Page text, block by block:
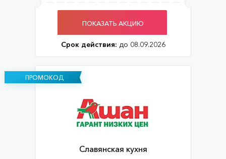
ПОКАЗАТЬ АКЦИЮ
Срок действия: до 08.09.2026
ПРОМОКОД
Славянская кухня